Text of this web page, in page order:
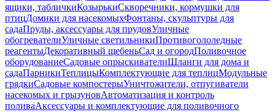
ящики, табличкиКозырькиСкворечники, кормушки для
птицДомики для насекомыхФонтаны, скульптуры для
садаПруды, аксессуары для прудовУличные
обогревателиУличные светильникиПротивогололедные
реагентыДекоративный щебеньСад и огородПоливочное
оборудованиеСадовые опрыскивателиШланги для дома и
садаПарникиТеплицыКомплектующие для теплицМодульные
грядкиСадовые компостерыУничтожители, отпугиватели
насекомых и грызуновАвтоматизация и контроль
поливаАксессуары и комплектующие для поливочного